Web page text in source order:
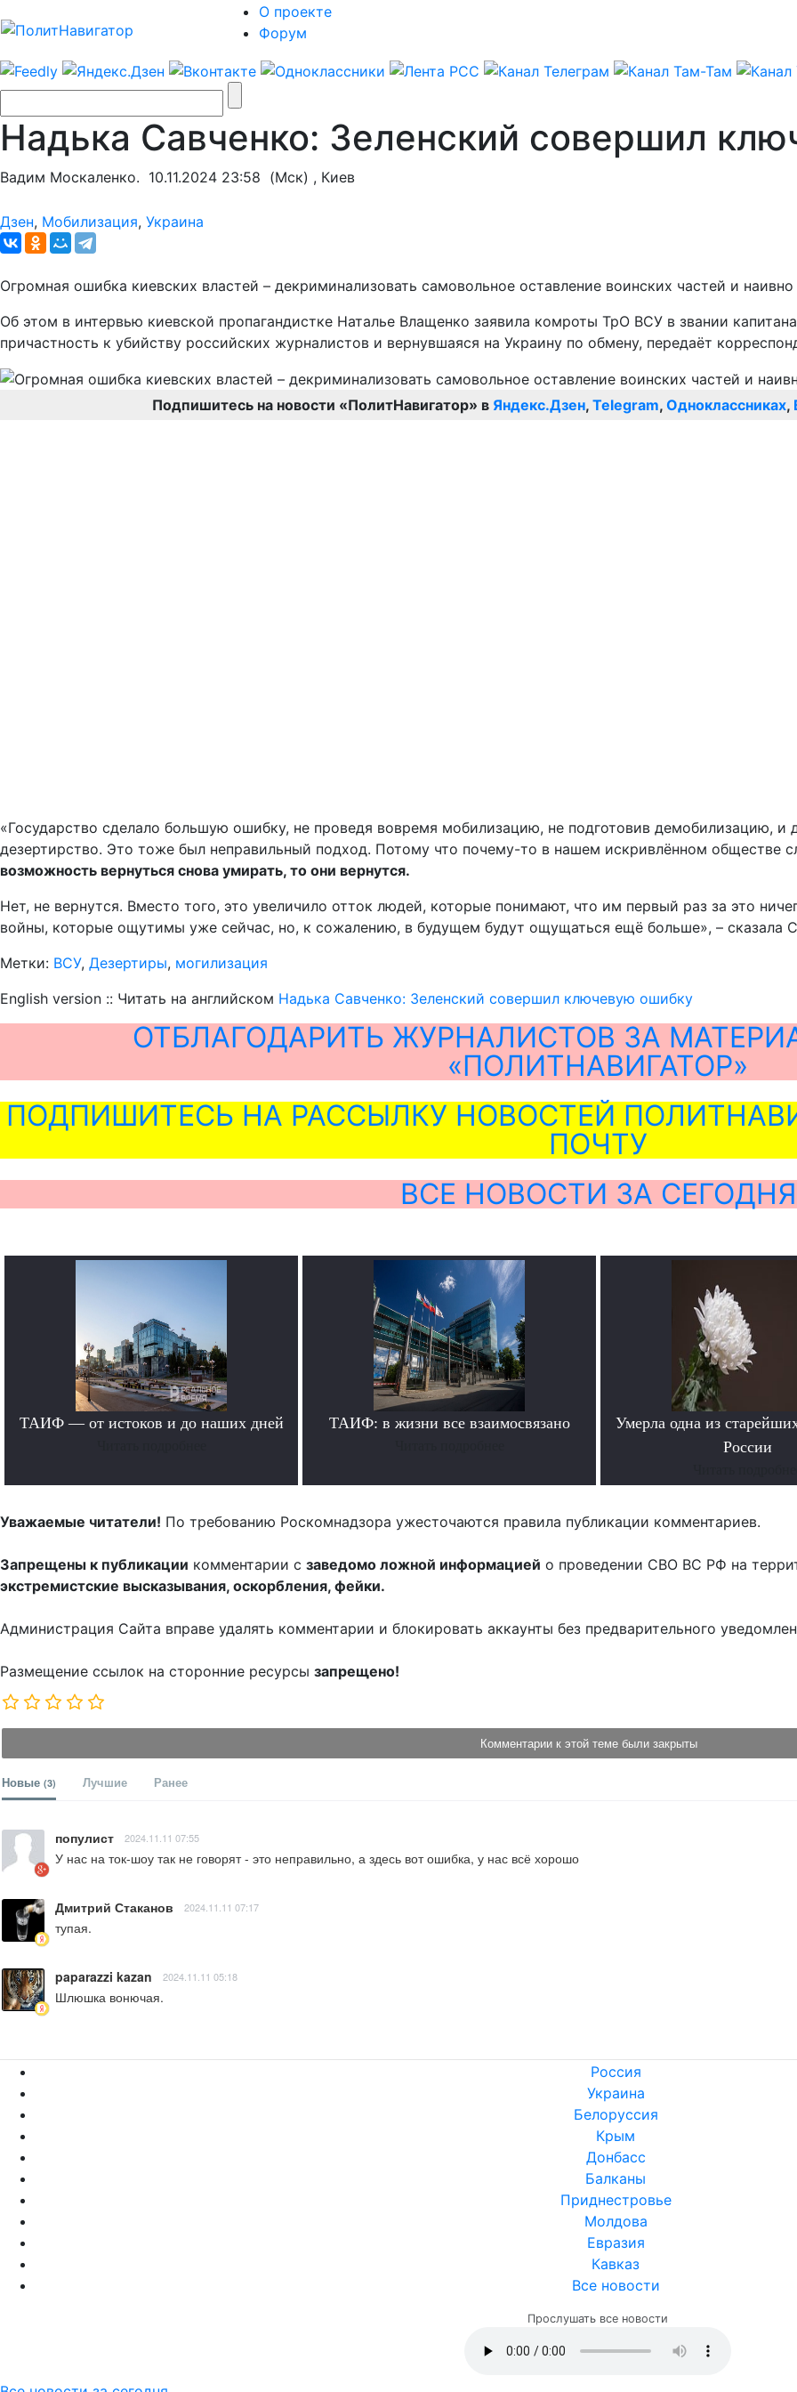
О проекте
Форум
Надька Савченко: Зеленский совершил
Вадим Москаленко. 10.11.2024 23:58 (Мск) , Киев
Дзен, Мобилизация, Украина
Огромная ошибка киевских властей – декриминализовать самовольное оставление воинских частей и
Об этом в интервью киевской пропагандистке Наталье Влащенко заявила комроты ТрО ВСУ в звании
причастность к убийству российских журналистов и вернувшаяся на Украину по обмену, передаёт
Подпишитесь на новости «ПолитНавигатор» в Яндекс.Дзен, Telegram, Одноклассниках,
«Государство сделало большую ошибку, не проведя вовремя мобилизацию, не подготовив демобилизацию, и
дезертирство. Это тоже был неправильный подход. Потому что почему-то в нашем искривлённом обществе
возможность вернуться снова умирать, то они вернутся.
Нет, не вернутся. Вместо того, это увеличило отток людей, которые понимают, что им первый раз за это
войны, которые ощутимы уже сейчас, но, к сожалению, в будущем будут ощущаться ещё больше», – сказала
Метки: ВСУ, Дезертиры, могилизация
English version :: Читать на английском Надька Савченко: Зеленский совершил ключевую ошибку
ОТБЛАГОДАРИТЬ ЖУРНАЛИСТОВ ЗА
«ПОЛИТНАВИГАТОР»
ПОДПИШИТЕСЬ НА РАССЫЛКУ НОВОСТЕЙ
ПОЧТУ
ВСЕ НОВОСТИ ЗА СЕГОДНЯ
ТАИФ — от истоков и до наших дней ТАИФ: в жизни все взаимосвязано
Умерла одна из
России
Уважаемые читатели! По требованию Роскомнадзора ужесточаются правила публикации комментариев.
Запрещены к публикации комментарии с заведомо ложной информацией о проведении СВО ВС РФ на
экстремистские высказывания, оскорбления, фейки.
Администрация Сайта вправе удалять комментарии и блокировать аккаунты без предварительного
Размещение ссылок на сторонние ресурсы запрещено!
Комментарии к этой теме были закрыты
Новые (3) Лучшие Ранее
популист 2024.11.11 07:55
У нас на ток-шоу так не говорят - это неправильно, а здесь вот ошибка, у нас всё хорошо
Дмитрий Стаканов 2024.11.11 07:17
тупая.
paparazzi kazan 2024.11.11 05:18
Шлюшка вонючая.
Россия
Украина
Белоруссия
Крым
Донбасс
Балканы
Приднестровье
Молдова
Евразия
Кавказ
Все новости
Прослушать все новости